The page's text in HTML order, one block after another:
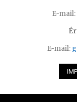
E-mail:
E-mail: